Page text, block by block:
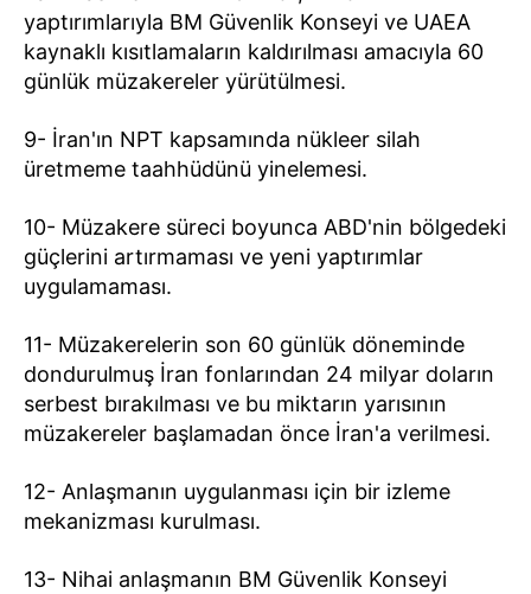
yaptırımlarıyla BM Güvenlik Konseyi ve UAEA
kaynaklı kısıtlamaların kaldırılması amacıyla 60
günlük müzakereler yürütülmesi.
9- İran'ın NPT kapsamında nükleer silah
üretmeme taahhüdünü yinelemesi.
10- Müzakere süreci boyunca ABD'nin bölgedeki
güçlerini artırmaması ve yeni yaptırımlar
uygulamaması.
11- Müzakerelerin son 60 günlük döneminde
dondurulmuş İran fonlarından 24 milyar doların
serbest bırakılması ve bu miktarın yarısının
müzakereler başlamadan önce İran'a verilmesi.
12- Anlaşmanın uygulanması için bir izleme
mekanizması kurulması.
13- Nihai anlaşmanın BM Güvenlik Konseyi